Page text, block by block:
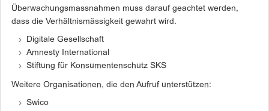
Überwachungsmassnahmen muss darauf geachtet werden,
dass die Verhältnismässigkeit gewahrt wird.
Digitale Gesellschaft
Amnesty International
Stiftung für Konsumentenschutz SKS
Weitere Organisationen, die den Aufruf unterstützen:
Swico